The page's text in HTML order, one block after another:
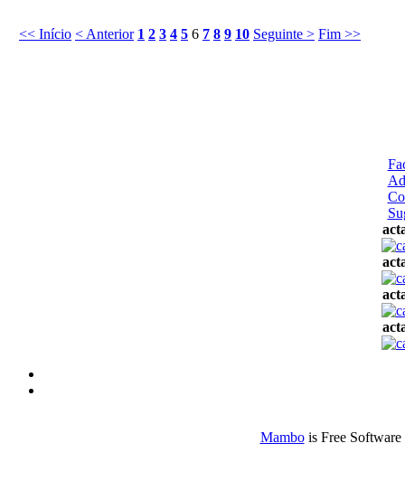
<< Início < Anterior 1 2 3 4 5 6 7 8 9 10 Seguinte > Fim >>
Mambois Free Software